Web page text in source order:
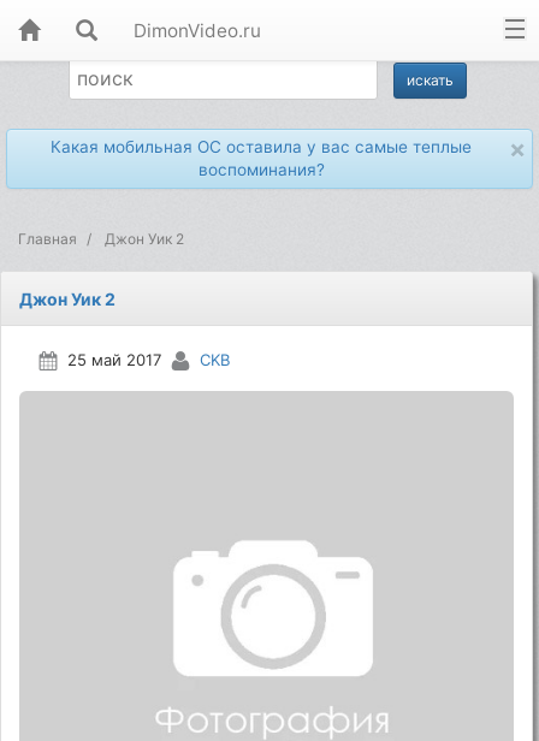
DimonVideo.ru
×
Какая мобильная ОС оставила у вас самые теплые
воспоминания?
Главная Джон Уик 2
Джон Уик 2
25 май 2017 CKB